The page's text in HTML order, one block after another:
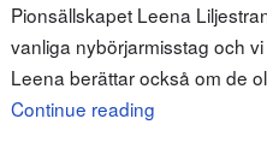
Pionsällskapet Leena
vanliga nybörjarmisstag och
Leena berättar också om de
Continue reading